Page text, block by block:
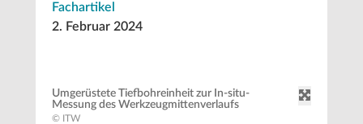
Fachartikel
2. Februar 2024
Umgerüstete Tiefbohreinheit zur In-situ-
Messung des Werkzeugmittenverlaufs
© ITW